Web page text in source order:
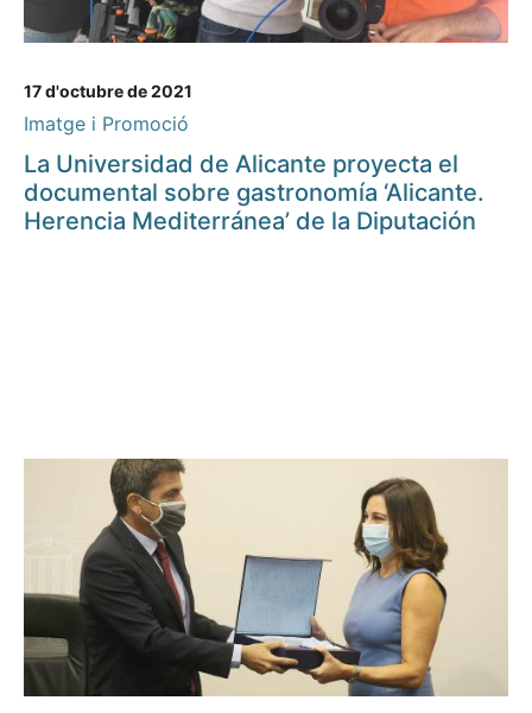
17 d'octubre de 2021
Imatge i Promoció
La Universidad de Alicante proyecta el
documental sobre gastronomía ‘Alicante.
Herencia Mediterránea’ de la Diputación